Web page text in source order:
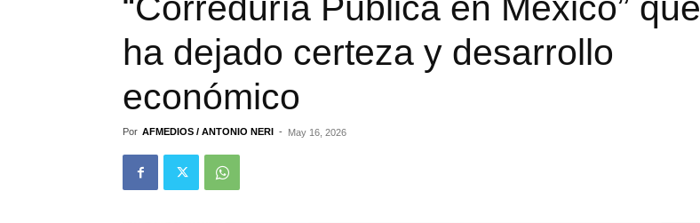
ha dejado certeza y desarrollo
económico
Por AFMEDIOS / ANTONIO NERI - May 16, 2026